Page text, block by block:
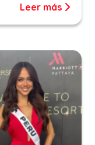
Leer más